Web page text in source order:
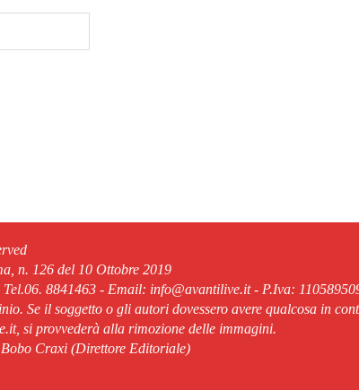
n. 126 del 10 Ottobre 2019
8841463 - Email: info@avantilive.it - P.Iva:
Se il soggetto o gli autori dovessero avere qualcosa in
si provvederà alla rimozione delle immagini.
Craxi (Direttore Editoriale)